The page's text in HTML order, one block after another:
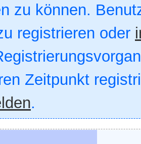
zu können.
registrieren oder
Zeitpunkt
.